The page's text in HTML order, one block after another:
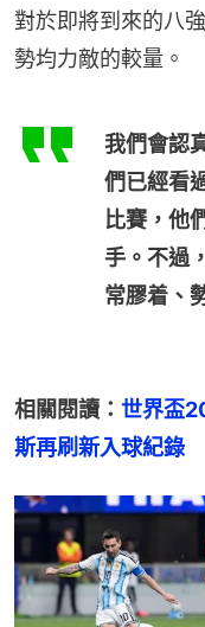
對於即將到來的八
勢均力敵的較量。
我們會認
們已經看
比賽，他
手。不過
常膠着、
相關閱讀： 世界盃
斯再刷新入球紀錄